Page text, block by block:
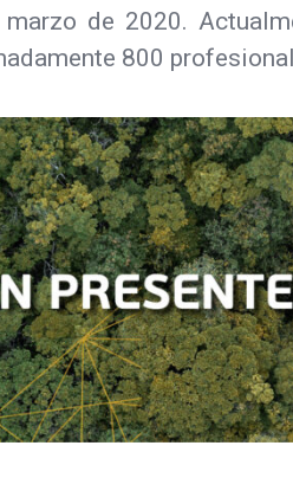
de 2020.
800